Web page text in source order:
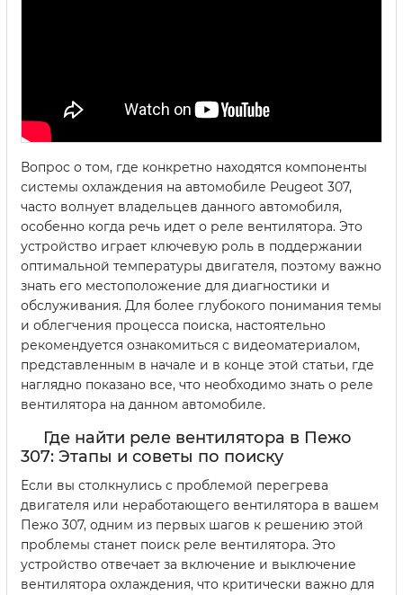
Вопрос о том, где конкретно находятся компоненты
системы охлаждения на автомобиле Peugeot 307,
часто волнует владельцев данного автомобиля,
особенно когда речь идет о реле вентилятора. Это
устройство играет ключевую роль в поддержании
оптимальной температуры двигателя, поэтому важно
знать его местоположение для диагностики и
обслуживания. Для более глубокого понимания темы
и облегчения процесса поиска, настоятельно
рекомендуется ознакомиться с видеоматериалом,
представленным в начале и в конце этой статьи, где
наглядно показано все, что необходимо знать о реле
вентилятора на данном автомобиле.
Где найти реле вентилятора в Пежо
307: Этапы и советы по поиску
Если вы столкнулись с проблемой перегрева
двигателя или неработающего вентилятора в вашем
Пежо 307, одним из первых шагов к решению этой
проблемы станет поиск реле вентилятора. Это
устройство отвечает за включение и выключение
вентилятора охлаждения, что критически важно для